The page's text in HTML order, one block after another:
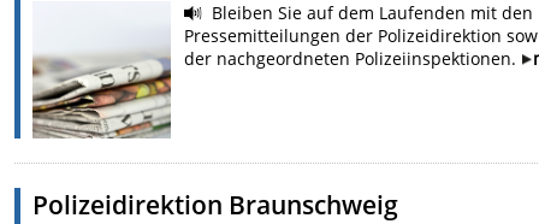
Bleiben Sie auf dem Laufenden mit den
Pressemitteilungen der Polizeidirektion
der nachgeordneten Polizeiinspektionen.
Polizeidirektion Braunschweig